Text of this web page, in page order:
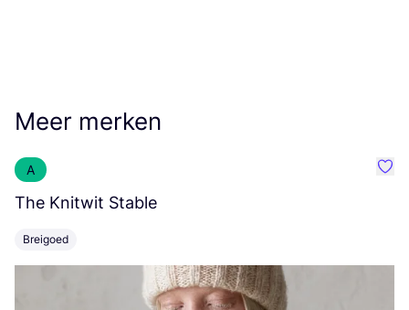
Meer merken
A
The Knitwit Stable
Breigoed